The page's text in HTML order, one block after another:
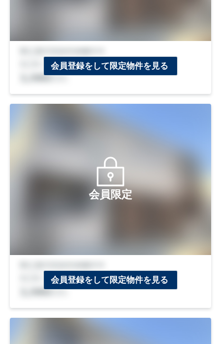
会員登録をして限定物件を見る
会員限定
会員登録をして限定物件を見る